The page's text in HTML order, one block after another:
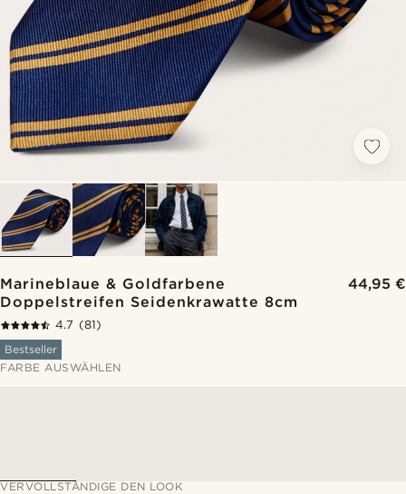
Marineblaue & Goldfarbene
Doppelstreifen Seidenkrawatte 8cm
44,95 €
4.7 (81)
Bestseller
FARBE AUSWÄHLEN
VERVOLLSTÄNDIGE DEN LOOK